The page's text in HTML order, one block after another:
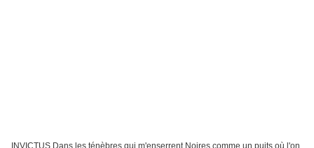
INVICTUS Dans les ténèbres qui m'enserrent Noires comme un puits où l'on